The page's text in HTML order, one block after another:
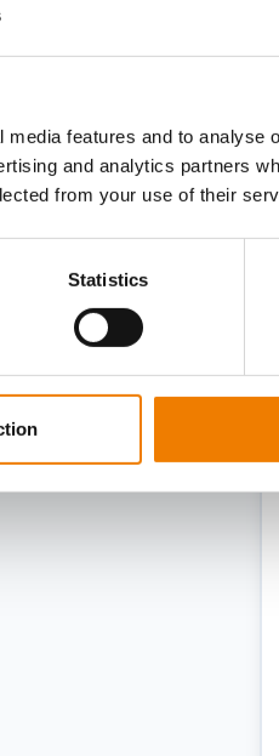
features and to analyse
and analytics partners
from your use of their
Statistics